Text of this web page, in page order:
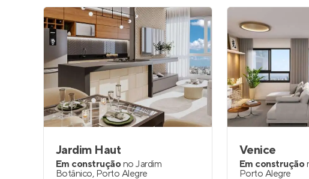
Jardim Haut
Em construçãono Jardim
Botânico, Porto Alegre
Venice
Em construção
Porto Alegre